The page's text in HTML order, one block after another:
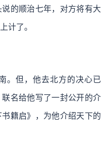
的顺治七年，对方将有大
计了。
。但，他去北方的决心已
名给他写了一封公开的介
籍启》，为他介绍天下的